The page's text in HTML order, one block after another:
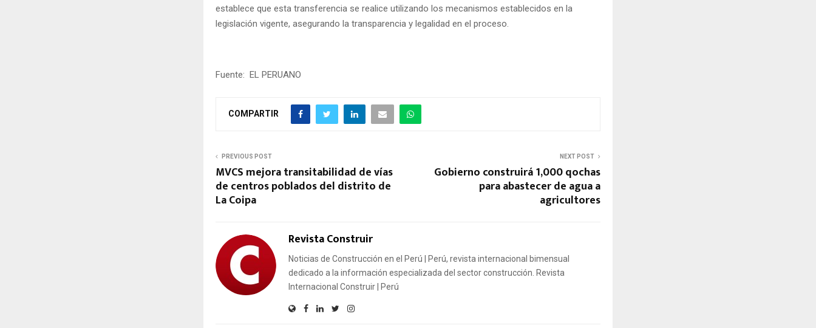
establece que esta transferencia se realice utilizando los mecanismos establecidos en la
legislación vigente, asegurando la transparencia y legalidad en el proceso.
Fuente: EL PERUANO
COMPARTIR
PREVIOUS POST
MVCS mejora transitabilidad de vías
de centros poblados del distrito de
La Coipa
NEXT POST
Gobierno construirá 1,000 qochas
para abastecer de agua a
agricultores
Revista Construir
Noticias de Construcción en el Perú | Perú, revista internacional bimensual
dedicado a la información especializada del sector construcción. Revista
Internacional Construir | Perú